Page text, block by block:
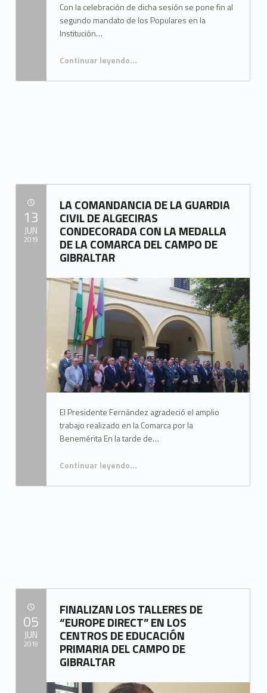
Con la celebración de dicha sesión se pone fin al
segundo mandato de los Populares en la
Institución…
Continuar leyendo…
LA COMANDANCIA DE LA GUARDIA
CIVIL DE ALGECIRAS
CONDECORADA CON LA MEDALLA
DE LA COMARCA DEL CAMPO DE
GIBRALTAR
El Presidente Fernández agradeció el amplio
trabajo realizado en la Comarca por la
Benemérita En la tarde de…
Continuar leyendo…
POSTED ON:13
JUN
2019
FINALIZAN LOS TALLERES DE
“EUROPE DIRECT” EN LOS
CENTROS DE EDUCACIÓN
PRIMARIA DEL CAMPO DE
GIBRALTAR
POSTED ON:05
JUN
2019